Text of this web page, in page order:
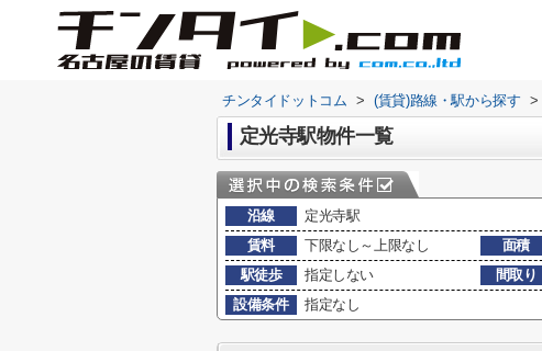
チンタイドットコム > (賃貸)路線・駅から探す >
定光寺駅物件一覧
沿線
定光寺駅
賃料
下限なし～上限なし 面積
駅徒歩
指定しない 間取り
設備条件
指定なし